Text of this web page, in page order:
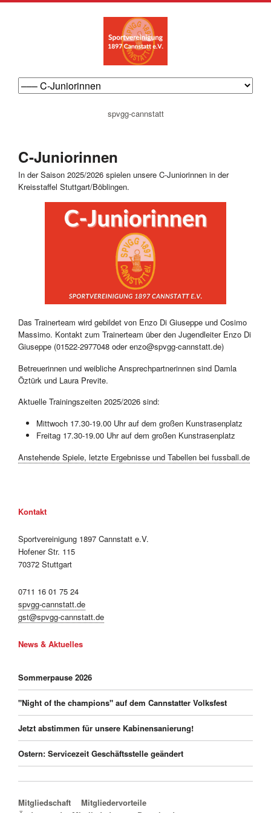
navigation
spvgg-cannstatt
C-Juniorinnen
In der Saison 2025/2026 spielen unsere C-Juniorinnen in der
Kreisstaffel Stuttgart/Böblingen.
Das Trainerteam wird gebildet von Enzo Di Giuseppe und Cosimo
Massimo. Kontakt zum Trainerteam über den Jugendleiter Enzo Di
Giuseppe (01522-2977048 oder enzo@spvgg-cannstatt.de)
Betreuerinnen und weibliche Ansprechpartnerinnen sind Damla
Öztürk und Laura Previte.
Aktuelle Trainingszeiten 2025/2026 sind:
Mittwoch 17.30-19.00 Uhr auf dem großen Kunstrasenplatz
Freitag 17.30-19.00 Uhr auf dem großen Kunstrasenplatz
Anstehende Spiele, letzte Ergebnisse und Tabellen bei fussball.de
Kontakt
Sportvereinigung 1897 Cannstatt e.V.
Hofener Str. 115
70372 Stuttgart
0711 16 01 75 24
spvgg-cannstatt.de
gst@spvgg-cannstatt.de
News & Aktuelles
Sommerpause 2026
"Night of the champions" auf dem Cannstatter Volksfest
Jetzt abstimmen für unsere Kabinensanierung!
Ostern: Servicezeit Geschäftsstelle geändert
Navigation überspringen
Mitgliedschaft
Mitgliedervorteile